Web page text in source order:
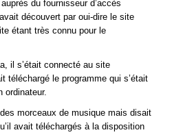
du fournisseur d’accès
découvert par oui-dire le site
étant très connu pour le
il s’était connecté au site
téléchargé le programme qui s’était
ordinateur.
morceaux de musique mais disait
avait téléchargés à la disposition